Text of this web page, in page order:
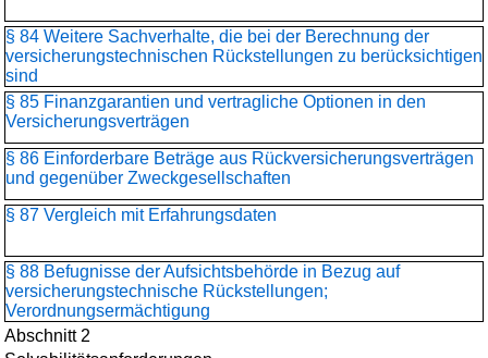
§ 84 Weitere Sachverhalte, die bei der Berechnung der
versicherungstechnischen Rückstellungen zu berücksichtigen
sind
§ 85 Finanzgarantien und vertragliche Optionen in den
Versicherungsverträgen
§ 86 Einforderbare Beträge aus Rückversicherungsverträgen
und gegenüber Zweckgesellschaften
§ 87 Vergleich mit Erfahrungsdaten
§ 88 Befugnisse der Aufsichtsbehörde in Bezug auf
versicherungstechnische Rückstellungen;
Verordnungsermächtigung
Abschnitt 2